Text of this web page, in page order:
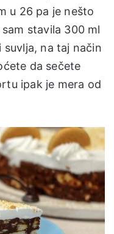
u 26 pa je nešto
stavila 300 ml
na taj način
da sečete
ipak je mera od